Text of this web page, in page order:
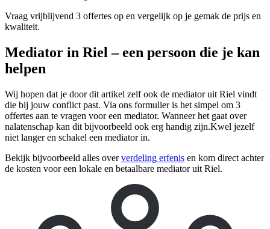
Vraag vrijblijvend 3 offertes op en vergelijk op je gemak de prijs en
kwaliteit.
Mediator in Riel – een persoon die je kan
helpen
Wij hopen dat je door dit artikel zelf ook de mediator uit Riel vindt
die bij jouw conflict past. Via ons formulier is het simpel om 3
offertes aan te vragen voor een mediator. Wanneer het gaat over
nalatenschap kan dit bijvoorbeeld ook erg handig zijn.Kwel jezelf
niet langer en schakel een mediator in.
Bekijk bijvoorbeeld alles oververdeling erfenis en kom direct achter
de kosten voor een lokale en betaalbare mediator uit Riel.